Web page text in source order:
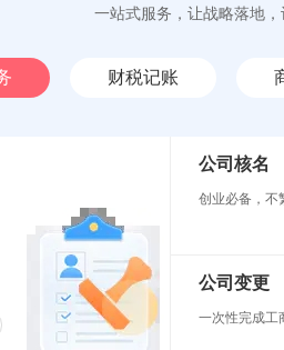
一站式服务，让战略落地
财税记账
公司核名
创业必备，不
公司变更
一次性完成工